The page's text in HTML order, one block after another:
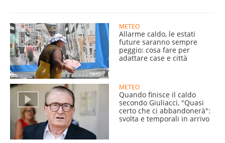
METEO
Allarme caldo, le estati
future saranno sempre
peggio: cosa fare per
adattare case e città
METEO
Quando finisce il caldo
secondo Giuliacci, "Quasi
certo che ci abbandonerà":
svolta e temporali in arrivo